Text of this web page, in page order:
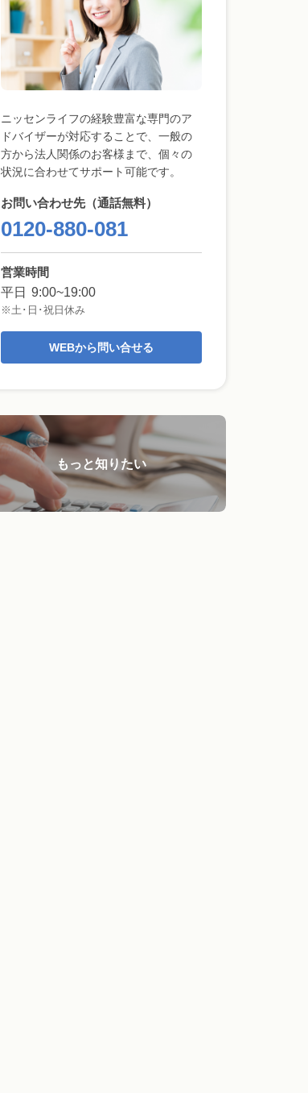
ニッセンライフの経験豊富な専門のア
ドバイザーが対応することで、一般の
方から法人関係のお客様まで、個々の
状況に合わせてサポート可能です。
お問い合わせ先（通話無料）
0120-880-081
営業時間
平日 9:00~19:00
※土･日･祝日休み
WEBから問い合せる
もっと知りたい